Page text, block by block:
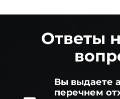
Ответы
Вы выдаете
перечнем